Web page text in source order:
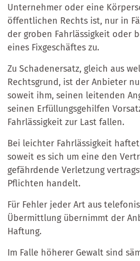
Unternehmer oder eine
öffentlichen Rechts ist, nur in
der groben Fahrlässigkeit oder
eines Fixgeschäftes zu.
Zu Schadenersatz, gleich aus
Rechtsgrund, ist der Anbieter
soweit ihm, seinen leitenden
seinen Erfüllungsgehilfen
Fahrlässigkeit zur Last fallen.
Bei leichter Fahrlässigkeit
soweit es sich um eine den
gefährdende Verletzung
Pflichten handelt.
Für Fehler jeder Art aus
Übermittlung übernimmt der
Haftung.
Im Falle höherer Gewalt sind